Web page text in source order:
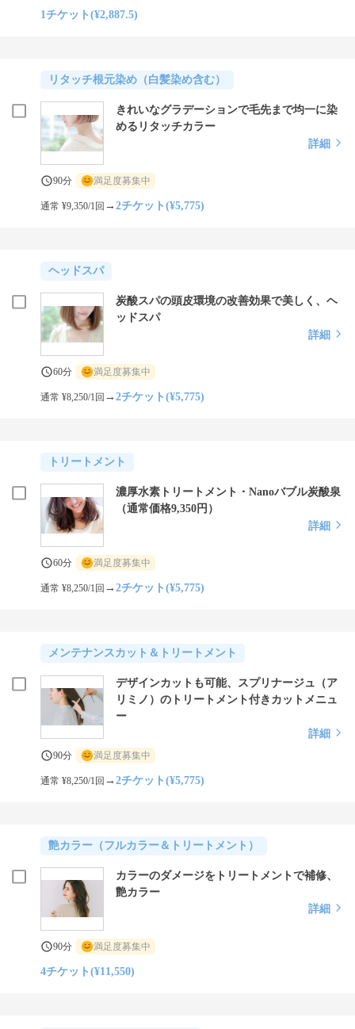
1チケット(¥2,887.5)
リタッチ根元染め（白髪染め含む）
きれいなグラデーションで毛先まで均一に染
めるリタッチカラー
詳細
90分 満足度募集中
通常 ¥9,350/1回 →2チケット(¥5,775)
ヘッドスパ
炭酸スパの頭皮環境の改善効果で美しく、ヘ
ッドスパ
詳細
60分 満足度募集中
通常 ¥8,250/1回 →2チケット(¥5,775)
トリートメント
濃厚水素トリートメント・Nanoバブル炭酸泉
（通常価格9,350円）
詳細
60分 満足度募集中
通常 ¥8,250/1回 →2チケット(¥5,775)
メンテナンスカット＆トリートメント
デザインカットも可能、スプリナージュ（ア
リミノ）のトリートメント付きカットメニュ
ー
詳細
90分 満足度募集中
通常 ¥8,250/1回 →2チケット(¥5,775)
艶カラー（フルカラー＆トリートメント）
カラーのダメージをトリートメントで補修、
艶カラー
詳細
90分 満足度募集中
4チケット(¥11,550)